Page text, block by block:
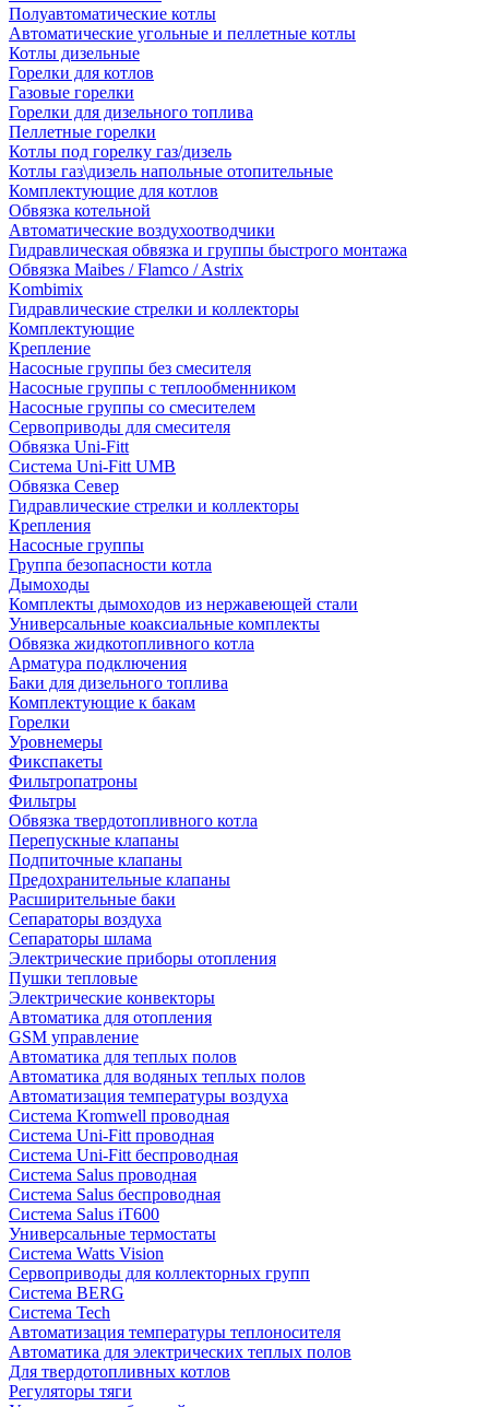
Полуавтоматические котлы
Автоматические угольные и пеллетные котлы
Котлы дизельные
Горелки для котлов
Газовые горелки
Горелки для дизельного топлива
Пеллетные горелки
Котлы под горелку газ/дизель
Котлы газ\дизель напольные отопительные
Комплектующие для котлов
Обвязка котельной
Автоматические воздухоотводчики
Гидравлическая обвязка и группы быстрого монтажа
Обвязка Maibes / Flamco / Astrix
Kombimix
Гидравлические стрелки и коллекторы
Комплектующие
Крепление
Насосные группы без смесителя
Насосные группы с теплообменником
Насосные группы со смесителем
Сервоприводы для смесителя
Обвязка Uni-Fitt
Система Uni-Fitt UMB
Обвязка Север
Гидравлические стрелки и коллекторы
Крепления
Насосные группы
Группа безопасности котла
Дымоходы
Комплекты дымоходов из нержавеющей стали
Универсальные коаксиальные комплекты
Обвязка жидкотопливного котла
Арматура подключения
Баки для дизельного топлива
Комплектующие к бакам
Горелки
Уровнемеры
Фикспакеты
Фильтропатроны
Фильтры
Обвязка твердотопливного котла
Перепускные клапаны
Подпиточные клапаны
Предохранительные клапаны
Расширительные баки
Сепараторы воздуха
Сепараторы шлама
Электрические приборы отопления
Пушки тепловые
Электрические конвекторы
Автоматика для отопления
GSM управление
Автоматика для теплых полов
Автоматика для водяных теплых полов
Автоматизация температуры воздуха
Система Kromwell проводная
Система Uni-Fitt проводная
Система Uni-Fitt беспроводная
Система Salus проводная
Система Salus беспроводная
Система Salus iT600
Универсальные термостаты
Система Watts Vision
Сервоприводы для коллекторных групп
Система BERG
Система Tech
Автоматизация температуры теплоносителя
Автоматика для электрических теплых полов
Для твердотопливных котлов
Регуляторы тяги